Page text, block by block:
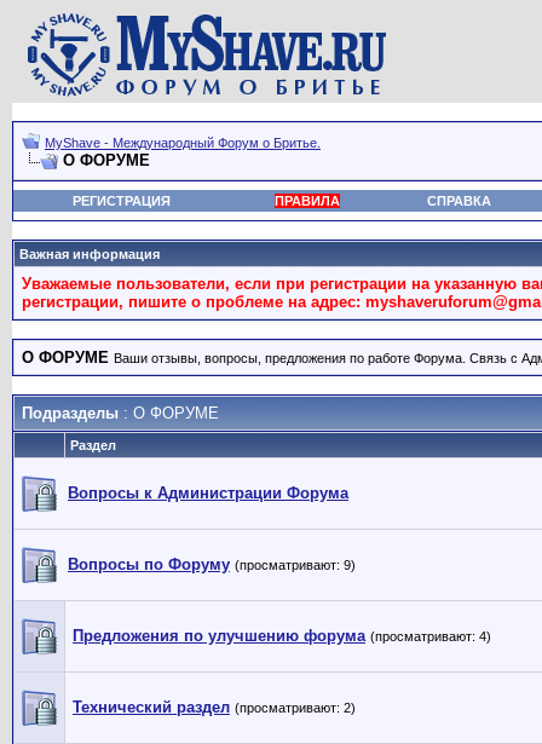
MyShave - Международный Форум о Бритье.
О ФОРУМЕ
РЕГИСТРАЦИЯ ПРАВИЛА СПРАВКА
Важная информация
Уважаемые пользователи, если при регистрации на указанную
регистрации, пишите о проблеме на адрес:
О ФОРУМЕ Ваши отзывы, вопросы, предложения по работе Форума. Связь с
Подразделы : О ФОРУМЕ
Раздел
Вопросы к Администрации Форума
Вопросы по Форуму (просматривают: 9)
Предложения по улучшению форума (просматривают: 4)
Технический раздел (просматривают: 2)